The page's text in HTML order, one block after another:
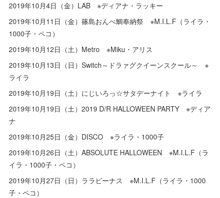
2019年10月4日（金）LAB ※ディアナ・ラッキー
2019年10月11日（金）篠島おんべ鯛奉納祭 ※M.I.L.F（ライラ・
1000子・ペコ）
2019年10月12日（土）Metro ※Miku・アリス
2019年10月13日（日）Switch～ドラァグクイーンスクール～ ※
ライラ
2019年10月19日（土）にじいろっ☆サタデーナイト ※ライラ
2019年10月19日（土）2019 D/R HALLOWEEN PARTY ※ディア
ナ
2019年10月25日（金）DISCO ※ライラ・1000子
2019年10月26日（土）ABSOLUTE HALLOWEEN ※M.I.L.F（ラ
イラ・1000子・ペコ）
2019年10月27日（日）ララビーナス ※M.I.L.F（ライラ・1000
子・ペコ）